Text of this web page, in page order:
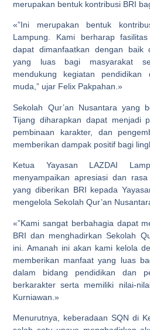
merupakan bentuk kontribusi BRI
«”Ini merupakan bentuk
Lampung. Kami berharap
dapat dimanfaatkan dengan baik
yang luas bagi masyarakat
mendukung kegiatan pendidikan
muda,” ujar Felix Pakpahan.»
Sekolah Qur’an Nusantara yang
Tijang diharapkan dapat menjadi
pembinaan karakter, dan
memberikan dampak positif bagi
Ketua Yayasan LAZDAI
menyampaikan apresiasi dan
yang diberikan BRI kepada
mengelola Sekolah Qur’an
«”Kami sangat berbahagia dapat
BRI dan menghadirkan Sekolah
ini. Amanah ini akan kami kelola
memberikan manfaat yang luas
dalam bidang pendidikan dan
berkarakter serta memiliki nilai-
Kurniawan.»
Menurutnya, keberadaan SQN di